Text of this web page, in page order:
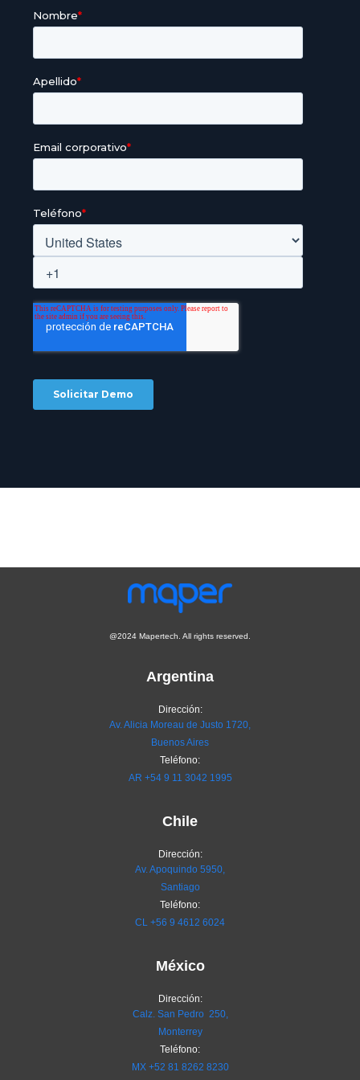
@2024 Mapertech. All rights reserved.
Argentina
Dirección:
Av. Alicia Moreau de Justo 1720,
Buenos Aires
Teléfono:
AR +54 9 11 3042 1995
Chile
Dirección:
Av. Apoquindo 5950,
Santiago
Teléfono:
CL +56 9 4612 6024
México
Dirección:
Calz. San Pedro 250,
Monterrey
Teléfono:
MX +52 81 8262 8230